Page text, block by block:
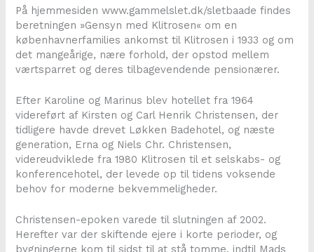
På hjemmesiden www.gammelslet.dk/sletbaade findes
beretningen »Gensyn med Klitrosen« om en
københavnerfamilies ankomst til Klitrosen i 1933 og om
det mangeårige, nære forhold, der opstod mellem
værtsparret og deres tilbagevendende pensionærer.
Efter Karoline og Marinus blev hotellet fra 1964
videreført af Kirsten og Carl Henrik Christensen, der
tidligere havde drevet Løkken Badehotel, og næste
generation, Erna og Niels Chr. Christensen,
videreudviklede fra 1980 Klitrosen til et selskabs- og
konferencehotel, der levede op til tidens voksende
behov for moderne bekvemmeligheder.
Christensen-epoken varede til slutningen af 2002.
Herefter var der skiftende ejere i korte perioder, og
bygningerne kom til sidst til at stå tomme, indtil Mads